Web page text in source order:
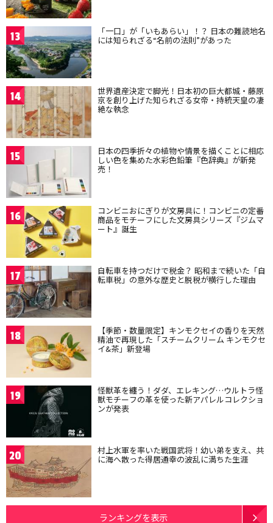
13 「一口」が「いもあらい」！？ 日本の難読地名
には知られざる“名前の法則”があった
14 世界遺産決定で脚光！日本初の巨大都城・藤原
京を創り上げた知られざる女帝・持統天皇の凄
絶な執念
15 日本の四季折々の植物や情景を描くことに相応
しい色を集めた水彩色鉛筆『色辞典』が新発
売！
16 コンビニおにぎりが文房具に！コンビニの定番
商品をモチーフにした文房具シリーズ『ジムマ
ート』誕生
17 自転車を持つだけで税金？ 昭和まで続いた「自
転車税」の意外な歴史と脱税が横行した理由
18 【季節・数量限定】キンモクセイの香りを天然
精油で再現した「スチームクリーム キンモクセ
イ&茶」新登場
19 怪獣革を纏う！ダダ、エレキング…ウルトラ怪
獣モチーフの革を使った新アパレルコレクショ
ンが発表
20 村上水軍を率いた戦国武将！幼い弟を支え、共
に海へ散った得居通幸の波乱に満ちた生涯
ランキングを表示